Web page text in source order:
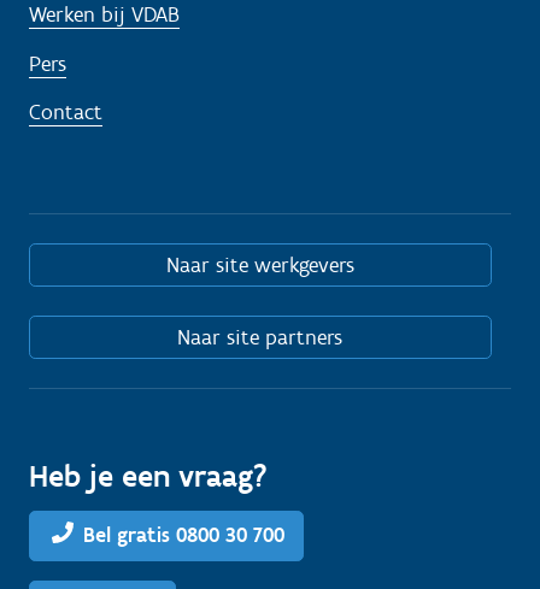
Werken bij VDAB
Pers
Contact
Naar site werkgevers
Naar site partners
Heb je een vraag?
Bel gratis 0800 30 700